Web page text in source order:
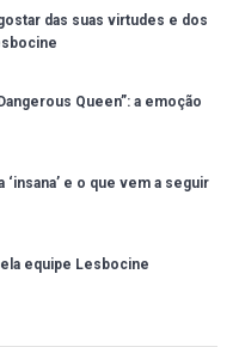
das suas virtudes e dos
Queen”: a emoção
e o que vem a seguir
equipe Lesbocine